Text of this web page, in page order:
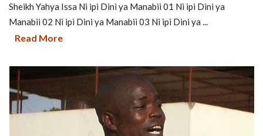
Sheikh Yahya Issa Ni ipi Dini ya Manabii 01 Ni ipi Dini ya
Manabii 02 Ni ipi Dini ya Manabii 03 Ni ipi Dini ya ...
Read More